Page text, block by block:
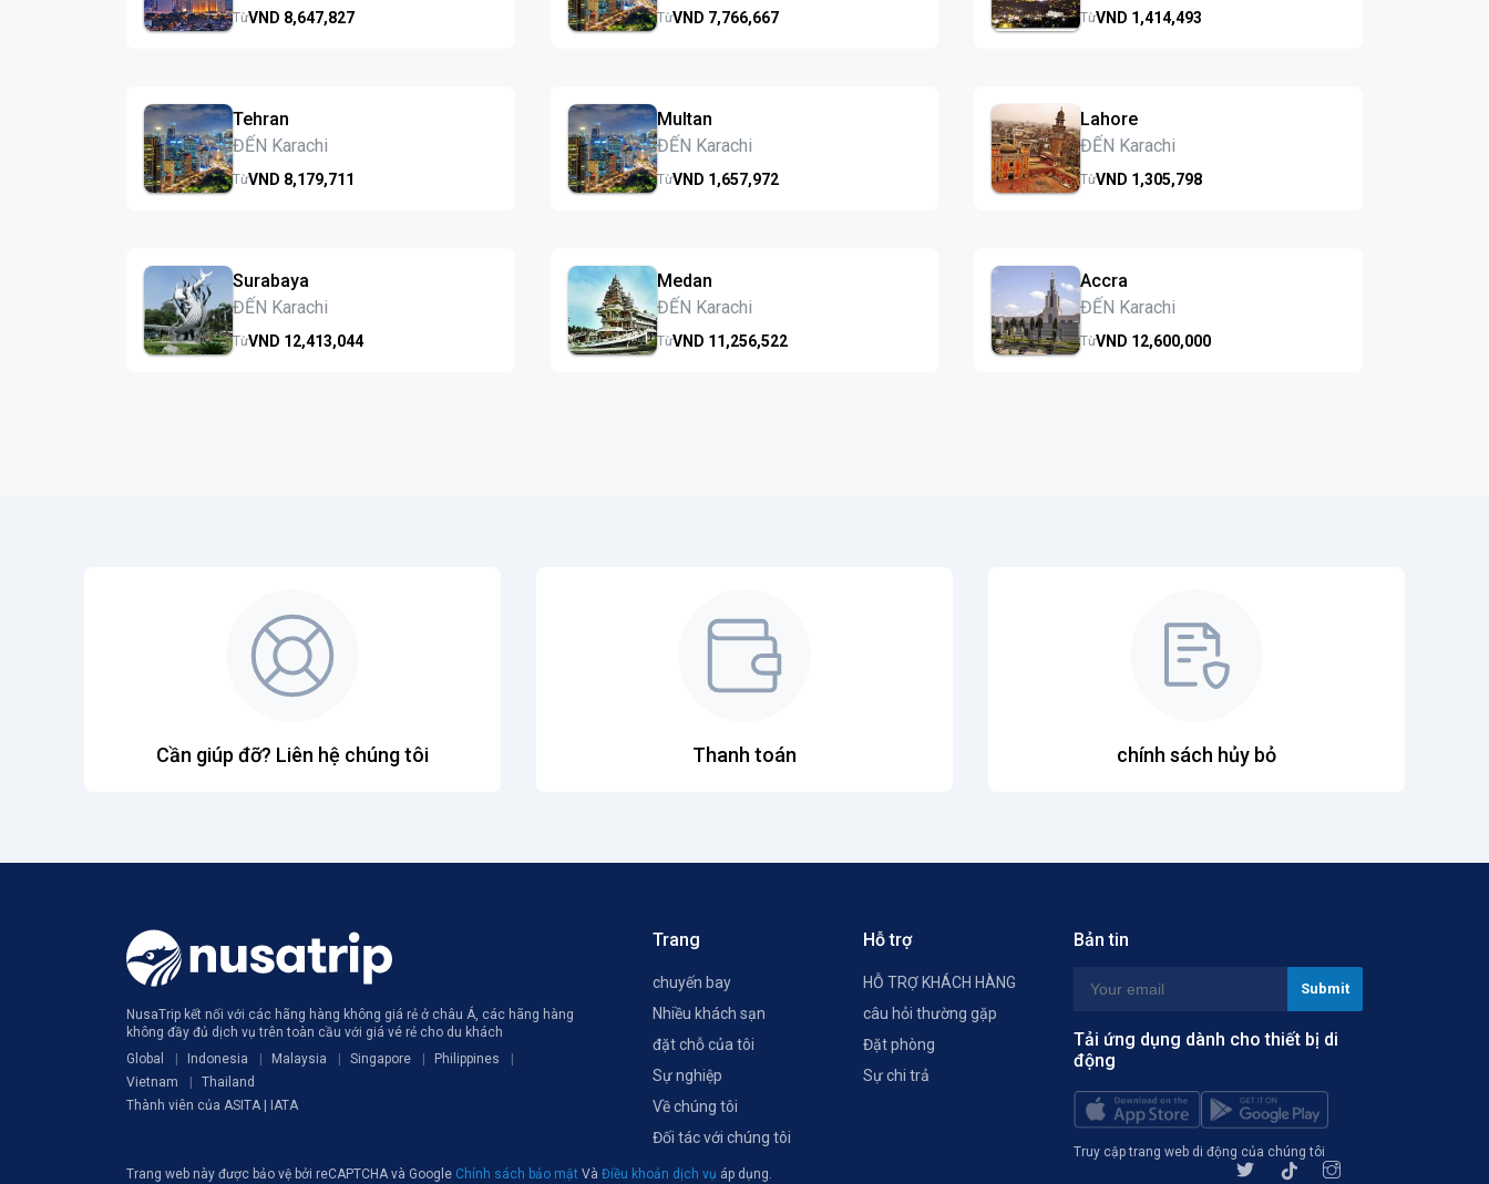
TừVND 8,647,827 TừVND 7,766,667 TừVND 1,414,493
Tehran
ĐẾN Karachi
TừVND 8,179,711
Multan
ĐẾN Karachi
TừVND 1,657,972
Lahore
ĐẾN Karachi
TừVND 1,305,798
Surabaya
ĐẾN Karachi
TừVND 12,413,044
Medan
ĐẾN Karachi
TừVND 11,256,522
Accra
ĐẾN Karachi
TừVND 12,600,000
Cần giúp đỡ? Liên hệ chúng tôi Thanh toán chính sách hủy bỏ
NusaTrip kết nối với các hãng hàng không giá rẻ ở châu Á, các hãng hàng
không đầy đủ dịch vụ trên toàn cầu với giá vé rẻ cho du khách
Global
Indonesia Malaysia Singapore
Philippines
Vietnam
Thailand
Thành viên của ASITA | IATA
Trang
chuyến bay
Nhiều khách sạn
đặt chỗ của tôi
Sự nghiệp
Về chúng tôi
Đối tác với chúng tôi
Hỗ trợ
HỖ TRỢ KHÁCH HÀNG
câu hỏi thường gặp
Đặt phòng
Sự chi trả
Bản tin
Tải ứng dụng dành cho thiết bị di
động
Truy cập trang web di động của chúng tôi
Trang web này được bảo vệ bởi reCAPTCHA và Google Chính sách bảo mật Và Điều khoản dịch vụ áp dụng.